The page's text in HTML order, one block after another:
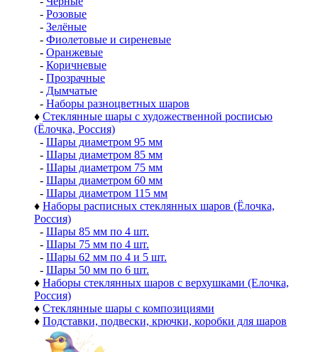
- Розовые
- Зелёные
- Фиолетовые и сиреневые
- Оранжевые
- Коричневые
- Прозрачные
- Дымчатые
- Наборы разноцветных шаров
♦ Стеклянные шары с художественной росписью
(Ёлочка, Россия)
- Шары диаметром 95 мм
- Шары диаметром 85 мм
- Шары диаметром 75 мм
- Шары диаметром 60 мм
- Шары диаметром 115 мм
♦ Наборы расписных стеклянных шаров (Ёлочка,
Россия)
- Шары 85 мм по 4 шт.
- Шары 75 мм по 4 шт.
- Шары 62 мм по 4 и 5 шт.
- Шары 50 мм по 6 шт.
♦ Наборы стеклянных шаров с верхушками (Елочка,
Россия)
♦ Стеклянные шары с композициями
♦ Подставки, подвески, крючки, коробки для шаров